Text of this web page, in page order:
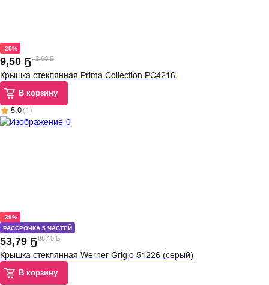
-25%
9,50 Ҕ12,60 Ҕ
Крышка стеклянная Prima Collection PC4216
В корзину
5.0 (1 )
-39%
РАССРОЧКА 5 ЧАСТЕЙ
53,79 Ҕ88,10 Ҕ
Крышка стеклянная Werner Grigio 51226 (серый)
В корзину